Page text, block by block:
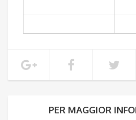
PER MAGGIOR